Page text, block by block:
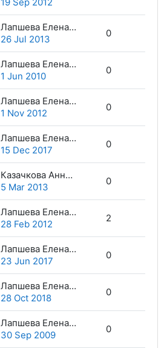
Лапшева Елена Евгеньевна
26 Jul 2013
0
Лапшева Елена Евгеньевна
1 Jun 2010
0
Лапшева Елена Евгеньевна
1 Nov 2012
0
Лапшева Елена Евгеньевна
15 Dec 2017
0
Казачкова Анна Андреевна
5 Mar 2013
0
Лапшева Елена Евгеньевна
28 Feb 2012
2
Лапшева Елена Евгеньевна
23 Jun 2017
0
Лапшева Елена Евгеньевна
28 Oct 2018
0
Лапшева Елена Евгеньевна
30 Sep 2009
0